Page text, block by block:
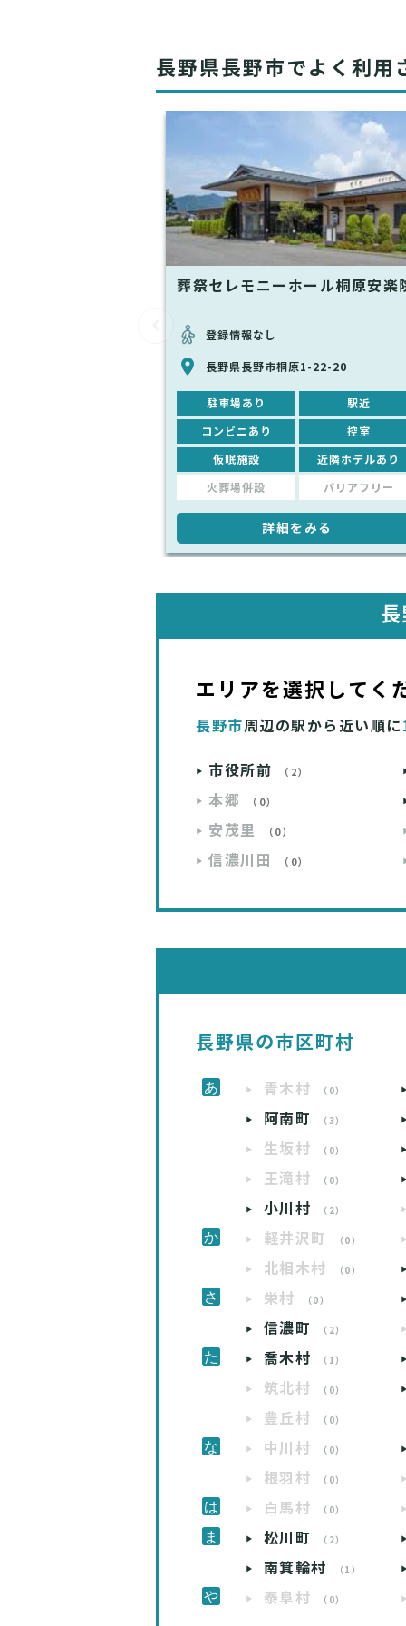
長野県長野市でよく利用
葬祭セレモニーホール桐原安楽
登録情報なし
長野県長野市桐原1-22-20
駐車場あり 駅近
コンビニあり 控室
仮眠施設 近隣ホテルあり
火葬場併設 バリアフリー
詳細をみる
エリアを選択してく
長野市周辺の駅から近い順に
市役所前 （2）
本郷 （0）
安茂里 （0）
信濃川田 （0）
長野県の市区町村
青木村 （0）
阿南町 （3）
生坂村 （0）
王滝村 （0）
小川村 （2）
軽井沢町 （0）
北相木村 （0）
栄村 （0）
信濃町 （2）
喬木村 （1）
筑北村 （0）
豊丘村 （0）
中川村 （0）
根羽村 （0）
白馬村 （0）
松川町 （2）
南箕輪村 （1）
泰阜村 （0）